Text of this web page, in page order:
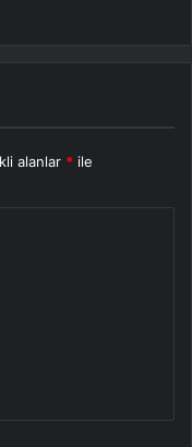
alanlar * ile